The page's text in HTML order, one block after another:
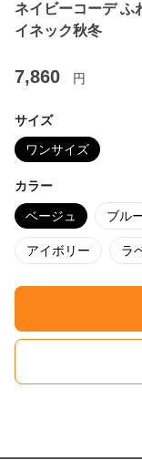
ネイビーコーデ ふ
イネック秋冬
7,860 円
サイズ
ワンサイズ
カラー
ベージュ ブル
アイボリー ラ